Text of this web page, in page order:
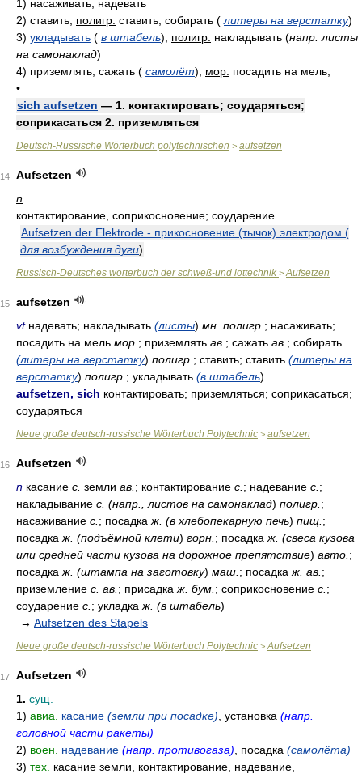
1) насаживать, надевать
2) ставить; полигр. ставить, собирать ( литеры на верстатку)
3) укладывать ( в штабель); полигр. накладывать (напр. листы
на самонаклад)
4) приземлять, сажать ( самолёт); мор. посадить на мель;
•
sich aufsetzen — 1. контактировать; соударяться;
соприкасаться 2. приземляться
Deutsch-Russische Wörterbuch polytechnischen > aufsetzen
14
Aufsetzen
n
контактирование, соприкосновение; соударение
Aufsetzen der Elektrode - прикосновение (тычок) электродом (
для возбуждения дуги)
Russisch-Deutsches worterbuch der schweß-und lottechnik > Aufsetzen
15
aufsetzen
vtнадевать; накладывать (листы) мн. полигр. ; насаживать;
посадить на мель мор. ; приземлять ав. ; сажать ав. ; собирать
(литеры на верстатку) полигр. ; ставить; ставить (литеры на
верстатку) полигр. ; укладывать (в штабель)
aufsetzen, sich контактировать; приземляться; соприкасаться;
соударяться
Neue große deutsch-russische Wörterbuch Polytechnic > aufsetzen
16
Aufsetzen
n касание с. земли ав. ; контактирование с. ; надевание с. ;
накладывание с. (напр., листов на самонаклад) полигр. ;
насаживание с. ; посадка ж. (в хлебопекарную печь) пищ. ;
посадка ж. (подъёмной клети) горн. ; посадка ж. (свеса кузова
или средней части кузова на дорожное препятствие) авто. ;
посадка ж. (штампа на заготовку) маш. ; посадка ж. ав. ;
приземление с. ав. ; присадка ж. бум. ; соприкосновение с. ;
соударение с. ; укладка ж. (в штабель)
→ Aufsetzen des Stapels
Neue große deutsch-russische Wörterbuch Polytechnic > Aufsetzen
17
Aufsetzen
1. сущ.
1) авиа. касание (земли при посадке) , установка (напр.
головной части ракеты)
2) воен. надевание (напр. противогаза) , посадка (самолёта)
3) тех. касание земли, контактирование, надевание,